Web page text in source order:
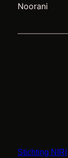
Noorani
Stichting NIRI